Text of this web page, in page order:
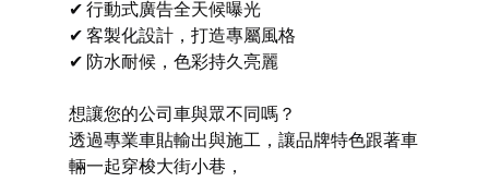
✔ 行動式廣告全天候曝光
✔ 客製化設計，打造專屬風格
✔ 防水耐候，色彩持久亮麗
想讓您的公司車與眾不同嗎？
透過專業車貼輸出與施工，讓品牌特色跟著車
輛一起穿梭大街小巷，